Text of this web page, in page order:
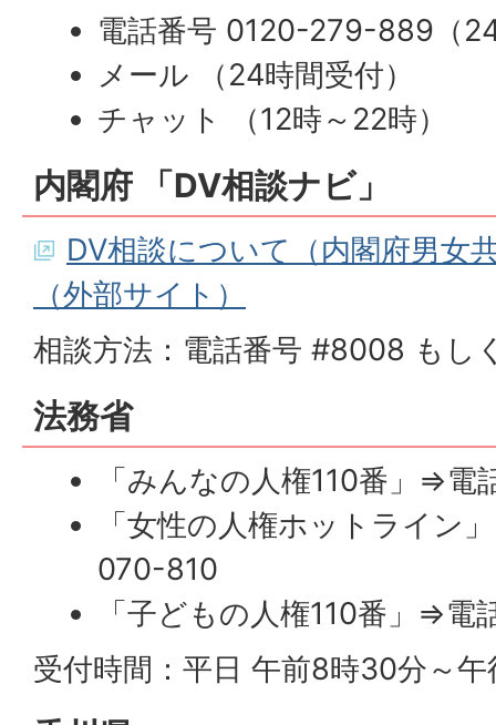
電話番号 0120-279-889（
メール （24時間受付）
チャット （12時～22時）
内閣府 「DV相談ナビ」
DV相談について（内閣府男女
（外部サイト）
相談方法：電話番号 #8008 も
法務省
「みんなの人権110番」⇒
「女性の人権ホットライン
070-810
「子どもの人権110番」⇒
受付時間：平日 午前8時30分～